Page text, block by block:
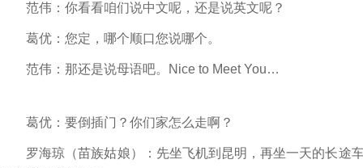
范伟：你看看咱们说中文呢，还是说英文呢？
葛优：您定，哪个顺口您说哪个。
范伟：那还是说母语吧。Nice to Meet You…
葛优：要倒插门？你们家怎么走啊？
罗海琼（苗族姑娘）：先坐飞机到昆明，再坐一天的长途